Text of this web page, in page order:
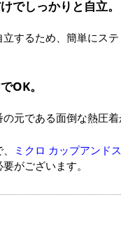
でしっかりと自立。
するため、簡単にス
OK。
元である面倒な熱圧
ミクロ カップアンド
がございます。